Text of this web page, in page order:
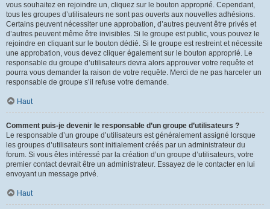
vous souhaitez en rejoindre un, cliquez sur le bouton approprié. Cependant,
tous les groupes d’utilisateurs ne sont pas ouverts aux nouvelles adhésions.
Certains peuvent nécessiter une approbation, d’autres peuvent être privés et
d’autres peuvent même être invisibles. Si le groupe est public, vous pouvez le
rejoindre en cliquant sur le bouton dédié. Si le groupe est restreint et nécessite
une approbation, vous devez cliquer également sur le bouton approprié. Le
responsable du groupe d’utilisateurs devra alors approuver votre requête et
pourra vous demander la raison de votre requête. Merci de ne pas harceler un
responsable de groupe s’il refuse votre demande.
Haut
Comment puis-je devenir le responsable d’un groupe d’utilisateurs ?
Le responsable d’un groupe d’utilisateurs est généralement assigné lorsque
les groupes d’utilisateurs sont initialement créés par un administrateur du
forum. Si vous êtes intéressé par la création d’un groupe d’utilisateurs, votre
premier contact devrait être un administrateur. Essayez de le contacter en lui
envoyant un message privé.
Haut